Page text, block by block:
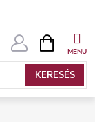
KERESÉS
KOSÁR